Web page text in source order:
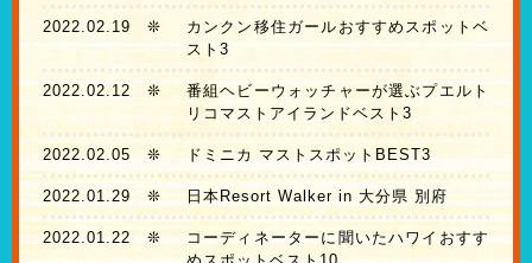
2022.02.19 ❊
カンクン移住ガールおすすめスポットベ
スト3
2022.02.12 ❊
番組ヘビーウォッチャーが選ぶプエルト
リコマストアイランドベスト3
2022.02.05 ❊ ドミニカ マストスポットBEST3
2022.01.29 ❊ 日本Resort Walker in 大分県 別府
2022.01.22❊
コーディネーターに聞いたハワイおすす